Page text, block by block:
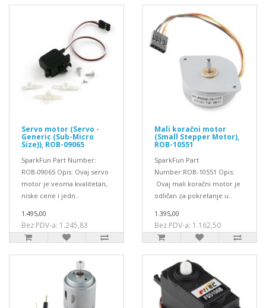
Servo motor (Servo -
Generic (Sub-Micro
Size)), ROB-09065
SparkFun Part Number:
ROB-09065 Opis: Ovaj servo
motor je veoma kvalitetan,
niske cene i jedn..
1.495,00
Bez PDV-a: 1.245,83
Mali koračni motor
(Small Stepper Motor),
ROB-10551
SparkFun Part
Number:ROB-10551 Opis:
Ovaj mali koračni motor je
odličan za pokretanje u..
1.395,00
Bez PDV-a: 1.162,50